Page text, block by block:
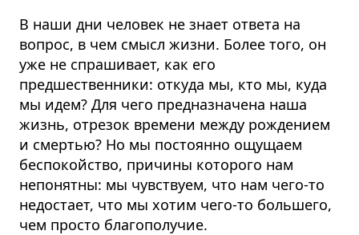
В наши дни человек не знает ответа на
вопрос, в чем смысл жизни. Более того, он
уже не спрашивает, как его
предшественники: откуда мы, кто мы, куда
мы идем? Для чего предназначена наша
жизнь, отрезок времени между рождением
и смертью? Но мы постоянно ощущаем
беспокойство, причины которого нам
непонятны: мы чувствуем, что нам чего-то
недостает, что мы хотим чего-то большего,
чем просто благополучие.